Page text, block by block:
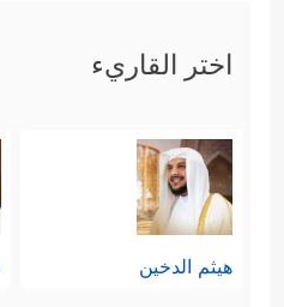
اختر القاريء
هيثم الدخين